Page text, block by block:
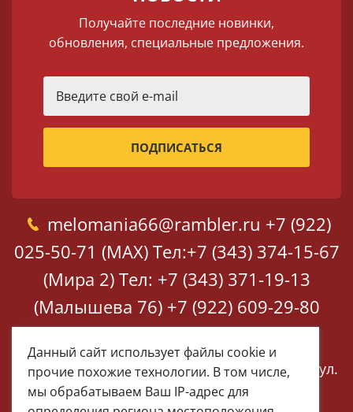
Получайте последние новинки,
обновления, специальные предложения.
melomania66@rambler.ru +7 (922)
025-50-71 (MAX) Тел:+7 (343) 374-15-67
(Мира 2) Тел: +7 (343) 371-19-13
(Малышева 76) +7 (922) 609-29-80
(MAX)
Екатеринбург, ул. Мира 2
Екатеринбург, ул.
Малышева 76
Данный сайт использует файлы cookie и
прочие похожие технологии. В том числе,
мы обрабатываем Ваш IP-адрес для